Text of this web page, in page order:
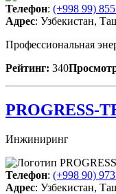
Телефон: (+998 99)
Адрес: Узбекистан,
Профессиональная
Рейтинг: 340
PROGRESS-
Инжиниринг
Телефон: (+998 90)
Адрес: Узбекистан,